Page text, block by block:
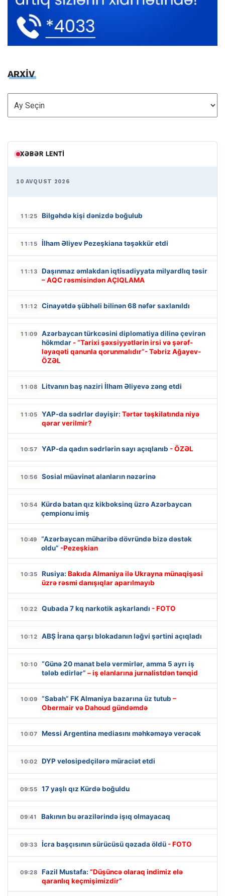
ARXİV
ARXİV
XƏBƏR LENTI
10 AVQUST 2026
11:25 Bilgəhdə kişi dənizdə boğulub
11:15 İlham Əliyev Pezeşkiana təşəkkür etdi
11:13
Daşınmaz əmlakdan iqtisadiyyata milyardlıq təsir
– AQC rəsmisindən AÇIQLAMA
11:12 Cinayətdə şübhəli bilinən 68 nəfər saxlanıldı
11:09
Azərbaycan türkcəsini diplomatiya dilinə çevirən
hökmdar - “Tarixi şəxsiyyətlərin irsi və şərəf-
ləyaqəti qanunla qorunmalıdır”- Təbriz Ağayev-
ÖZƏL
11:08 Litvanın baş naziri İlham Əliyevə zəng etdi
11:05 YAP-da sədrlər dəyişir: Tərtər təşkilatında niyə
qərar verilmir?
10:57 YAP-da qadın sədrlərin sayı açıqlanıb - ÖZƏL
10:56 Sosial müavinət alanların nəzərinə
10:54 Kürdə batan qız kikboksinq üzrə Azərbaycan
çempionu imiş
10:49
“Azərbaycan müharibə dövründə bizə dəstək
oldu” -Pezeşkian
10:35 Rusiya: Bakıda Almaniya ilə Ukrayna münaqişəsi
üzrə rəsmi danışıqlar aparılmayıb
10:22 Qubada 7 kq narkotik aşkarlandı - FOTO
10:12 ABŞ İrana qarşı blokadanın ləğvi şərtini açıqladı
10:10
“Günə 20 manat belə vermirlər, amma 5 ayrı iş
tələb edirlər” – iş elanlarına jurnalistdən tənqid
10:09 “Sabah” FK Almaniya bazarına üz tutub –
Obermair və Dahoud gündəmdə
10:07 Messi Argentina mediasını məhkəməyə verəcək
10:02 DYP velosipedçilərə müraciət etdi
09:55 17 yaşlı qız Kürdə boğuldu
09:41 Bakının bu ərazilərində işıq olmayacaq
09:33 İcra başçısının sürücüsü qəzada öldü - FOTO
09:28 Fazil Mustafa: “Düşüncə olaraq indimiz elə
qaranlıq keçmişimizdir”